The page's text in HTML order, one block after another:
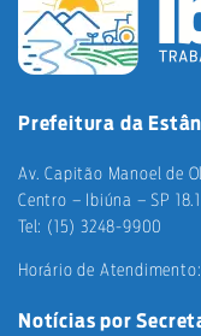
Prefeitura da
Av. Capitão Manoel de
Centro – Ibiúna – SP
Tel: (15) 3248-9900
Horário de
Notícias por